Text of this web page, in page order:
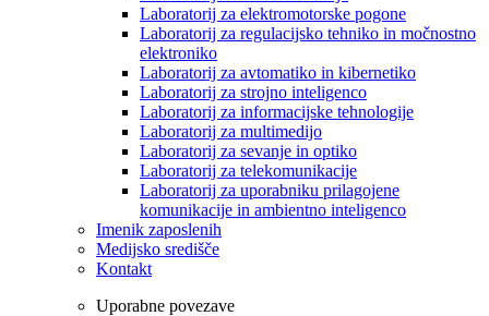
Laboratorij za elektromotorske pogone
Laboratorij za regulacijsko tehniko in močnostno
elektroniko
Laboratorij za avtomatiko in kibernetiko
Laboratorij za strojno inteligenco
Laboratorij za informacijske tehnologije
Laboratorij za multimedijo
Laboratorij za sevanje in optiko
Laboratorij za telekomunikacije
Laboratorij za uporabniku prilagojene
komunikacije in ambientno inteligenco
Imenik zaposlenih
Medijsko središče
Kontakt
Uporabne povezave